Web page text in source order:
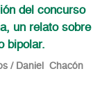
del concurso
un relato sobre
bipolar.
/ Daniel Chacón